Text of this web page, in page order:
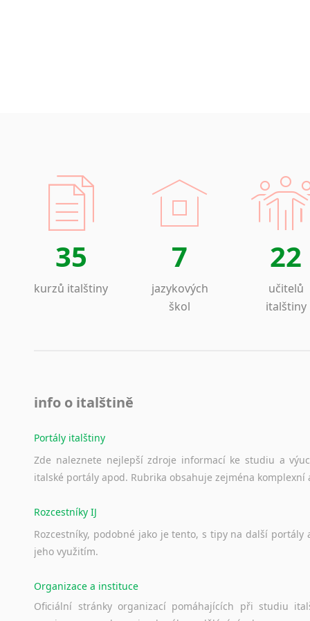
Korsičtina
Kumykština
Kurdština
Laoština
Latina
Makedonština
Malgaština
Malinština
Maltština
Megrelština
Moldavština
Mongolština
Nilosaharské jazyky
Nizozemština
35
kurzů italštiny
7
jazykových
škol
22
učitelů
italštiny
info o italštině
Portály italštiny
Zde naleznete nejlepší zdroje informací ke studiu a
italské portály apod. Rubrika obsahuje zejména komplexní
Rozcestníky IJ
Rozcestníky, podobné jako je tento, s tipy na další portály
jeho využitím.
Organizace a instituce
Oficiální stránky organizací pomáhajících při studiu